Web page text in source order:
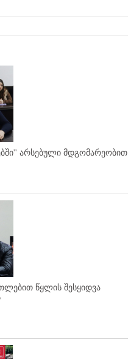
არსებული მდგომარეობით
წყლის შესყიდვა